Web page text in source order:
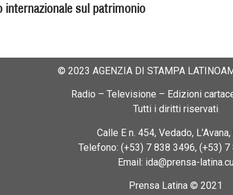
internazionale sul patrimonio
© 2023 AGENZIA DI STAMPA
Radio – Televisione – Edizioni
Tutti i diritti riservati
Calle E n. 454, Vedado,
Telefono: (+53) 7 838 3496, (+53)
Email: ida@prensa-latina.cu
Prensa Latina © 2021